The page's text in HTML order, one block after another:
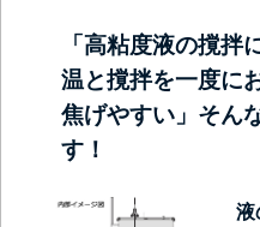
「高粘度液の撹拌
温と撹拌を一度に
焦げやすい」そん
す！
液